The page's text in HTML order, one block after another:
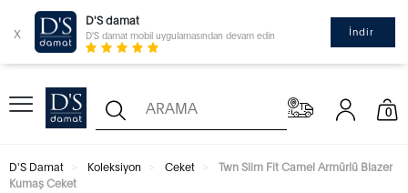
x
D'S damat
D'S damat mobil uygulamasından devam edin İndir
0
D'S Damat Koleksiyon Ceket
Twn Slim Fit Camel Armürlü Blazer
Kumaş Ceket